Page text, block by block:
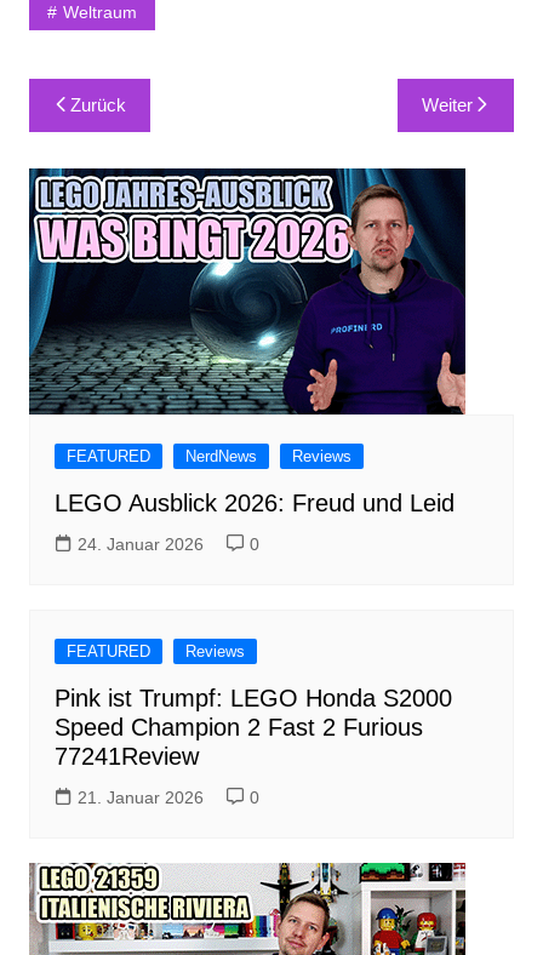
Weltraum
Beitragsnavigation
Zurück Weiter
FEATURED NerdNews Reviews
LEGO Ausblick 2026: Freud und Leid
24. Januar 2026 0
FEATURED Reviews
Pink ist Trumpf: LEGO Honda S2000
Speed Champion 2 Fast 2 Furious
77241Review
21. Januar 2026 0